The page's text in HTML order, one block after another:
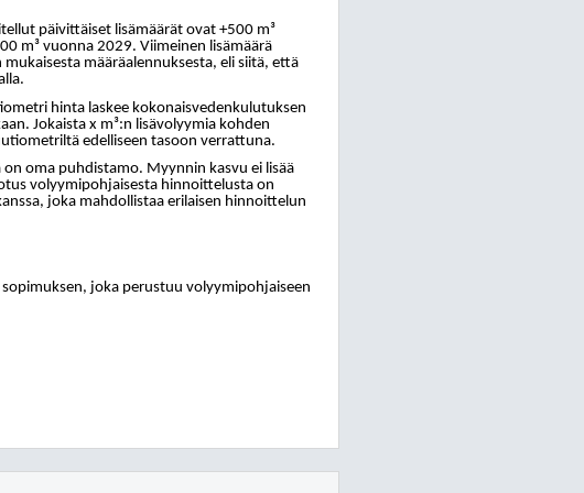
päivittäiset lisämäärät ovat +500 m³
m³ vuonna 2029. Viimeinen lisämäärä
määräalennuksesta, eli siitä, että
hinta laskee kokonaisvedenkulutuksen
Jokaista x m³:n lisävolyymia kohden
edelliseen tasoon verrattuna.
oma puhdistamo. Myynnin kasvu ei lisää
volyymipohjaisesta hinnoittelusta on
joka mahdollistaa erilaisen hinnoittelun
joka perustuu volyymipohjaiseen